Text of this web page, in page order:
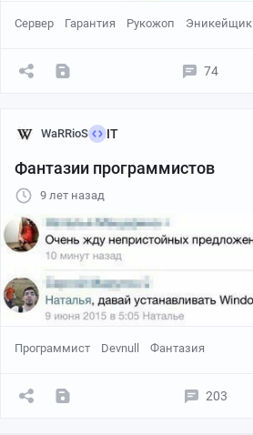
Сервер Гарантия Рукожоп Эникейщик
74
WaRRioS IT
Фантазии программистов
9 лет назад
Программист Devnull Фантазия
203